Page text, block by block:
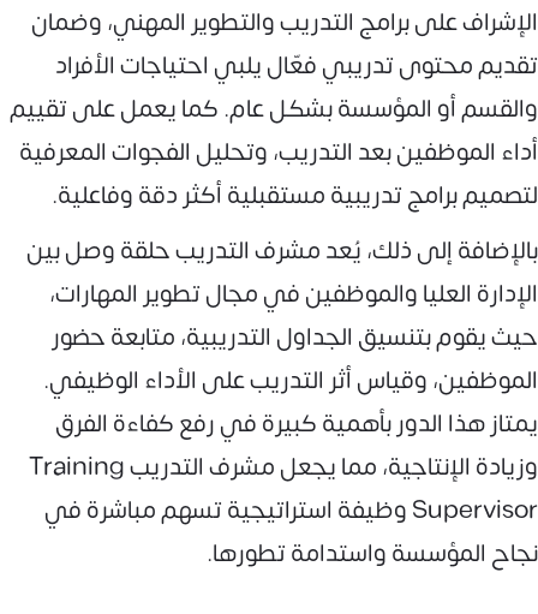
الإشراف على برامج التدريب والتطوير المهني، وضمان
تقديم محتوى تدريبي فعّال يلبي احتياجات الأفراد
والقسم أو المؤسسة بشكل عام. كما يعمل على تقييم
أداء الموظفين بعد التدريب، وتحليل الفجوات المعرفية
لتصميم برامج تدريبية مستقبلية أكثر دقة وفاعلية.
بالإضافة إلى ذلك، يُعد مشرف التدريب حلقة وصل بين
الإدارة العليا والموظفين في مجال تطوير المهارات،
حيث يقوم بتنسيق الجداول التدريبية، متابعة حضور
الموظفين، وقياس أثر التدريب على الأداء الوظيفي.
يمتاز هذا الدور بأهمية كبيرة في رفع كفاءة الفرق
وزيادة الإنتاجية، مما يجعل مشرف التدريب Training
Supervisor وظيفة استراتيجية تسهم مباشرة في
نجاح المؤسسة واستدامة تطورها.